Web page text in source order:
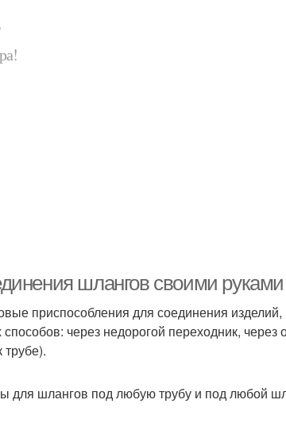
шлангов своими руками
приспособления для соединения
через недорогой переходник, через
шлангов под любую трубу и под любой